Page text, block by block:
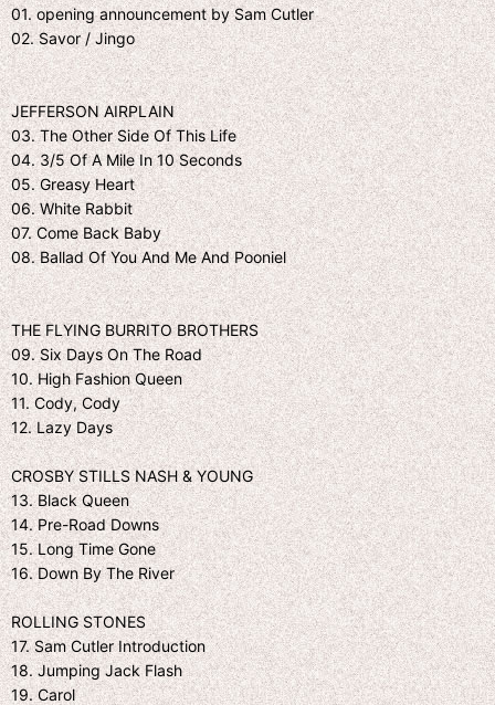
01. opening announcement by Sam Cutler
02. Savor / Jingo
JEFFERSON AIRPLAIN
03. The Other Side Of This Life
04. 3/5 Of A Mile In 10 Seconds
05. Greasy Heart
06. White Rabbit
07. Come Back Baby
08. Ballad Of You And Me And Pooniel
THE FLYING BURRITO BROTHERS
09. Six Days On The Road
10. High Fashion Queen
11. Cody, Cody
12. Lazy Days
CROSBY STILLS NASH & YOUNG
13. Black Queen
14. Pre-Road Downs
15. Long Time Gone
16. Down By The River
ROLLING STONES
17. Sam Cutler Introduction
18. Jumping Jack Flash
19. Carol